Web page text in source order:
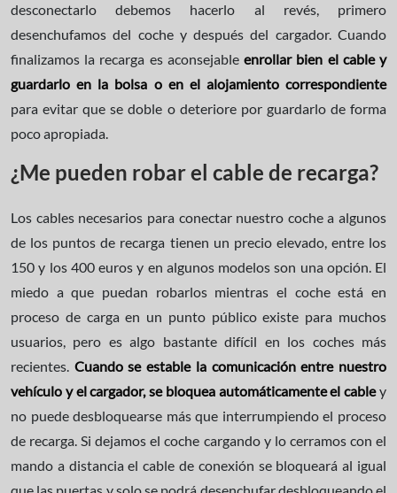
desconectarlo debemos hacerlo al revés, primero
desenchufamos del coche y después del cargador. Cuando
finalizamos la recarga es aconsejableenrollar bien el cable y
guardarlo en la bolsa o en el alojamiento correspondiente
para evitar que se doble o deteriore por guardarlo de forma
poco apropiada.
¿Me pueden robar el cable de recarga?
Los cables necesarios para conectar nuestro coche a algunos
de los puntos de recarga tienen un precio elevado, entre los
150 y los 400 euros y en algunos modelos son una opción. El
miedo a que puedan robarlos mientras el coche está en
proceso de carga en un punto público existe para muchos
usuarios, pero es algo bastante difícil en los coches más
recientes. Cuando se estable la comunicación entre nuestro
vehículo y el cargador, se bloquea automáticamente el cabley
no puede desbloquearse más que interrumpiendo el proceso
de recarga. Si dejamos el coche cargando y lo cerramos con el
mando a distancia el cable de conexión se bloqueará al igual